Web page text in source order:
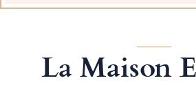
La Maison